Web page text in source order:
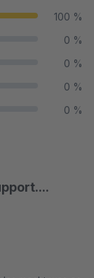
100 %
0 %
0 %
0 %
0 %